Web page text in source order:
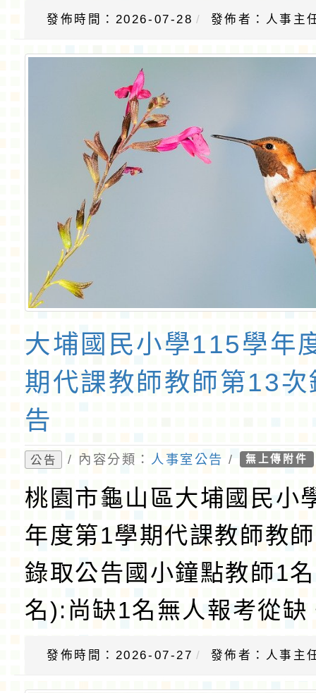
發佈時間：2026-07-28 發佈者：人事主
大埔國民小學115學年
期代課教師教師第13次
告
公告 / 內容分類： 人事室公告 / 無上傳附件
桃園市龜山區大埔國民小
年度第1學期代課教師教
錄取公告國小鐘點教師1
名):尚缺1名無人報考從缺
發佈時間：2026-07-27 發佈者：人事主